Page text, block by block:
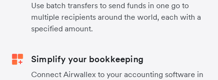
Use batch transfers to send funds in one go to
multiple recipients around the world, each with a
specified amount.
Simplify your bookkeeping
Connect Airwallex to your accounting software in